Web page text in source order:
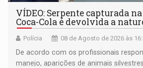
VÍDEO: Serpente capturada
Coca-Cola é devolvida a
Polícia 08 de Agosto de 2026 às
De acordo com os profissionais
manejo, aparições de animais